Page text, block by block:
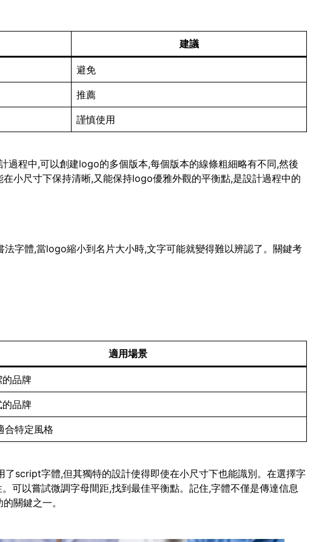
建議
避免
推薦
謹慎使用
程中,可以創建logo的多個版本,每個版本的線條粗細略有不同,然後
小尺寸下保持清晰,又能保持logo優雅外觀的平衡點,是設計過程中的
字體,當logo縮小到名片大小時,文字可能就變得難以辨認了。關鍵考
適用場景
品牌
品牌
合特定風格
script字體,但其獨特的設計使得即使在小尺寸下也能識別。在選擇字
可以嘗試微調字母間距,找到最佳平衡點。記住,字體不僅是傳達信息
關鍵之一。